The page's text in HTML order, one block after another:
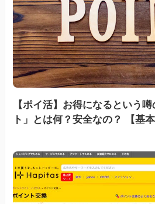
【ポイ活】お得になるという
ト」とは何？安全なの？ 【基本